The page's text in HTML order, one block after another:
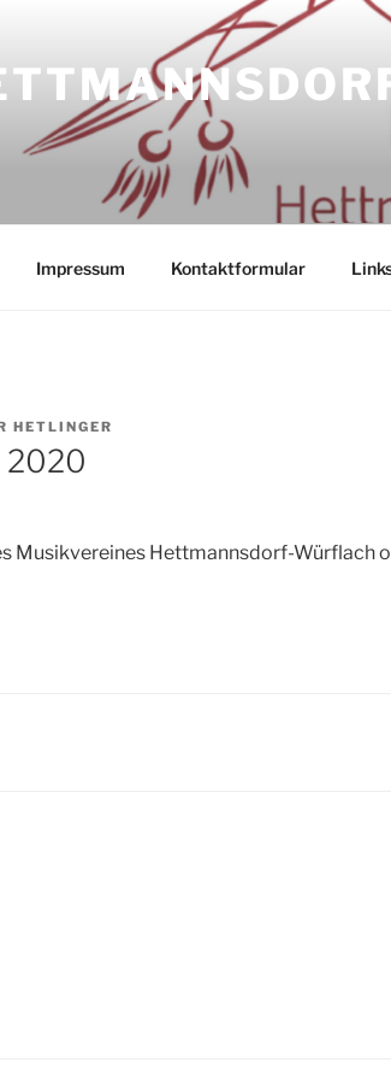
Impressum Kontaktformular
HETLINGER
2020
Musikvereines Hettmannsdorf-Würflach